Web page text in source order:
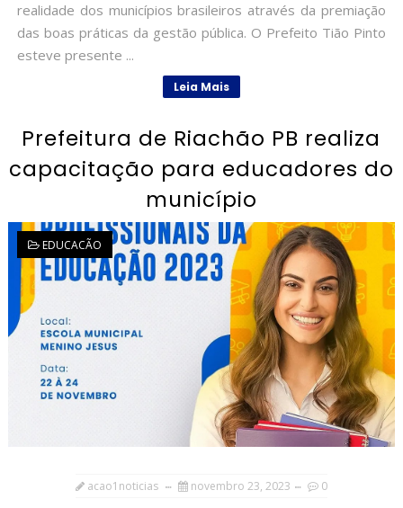
realidade dos municípios brasileiros através da premiação
das boas práticas da gestão pública. O Prefeito Tião Pinto
esteve presente ...
Leia Mais
Prefeitura de Riachão PB realiza
capacitação para educadores do
município
EDUCACÃO
acao1noticias novembro 23, 2023 0